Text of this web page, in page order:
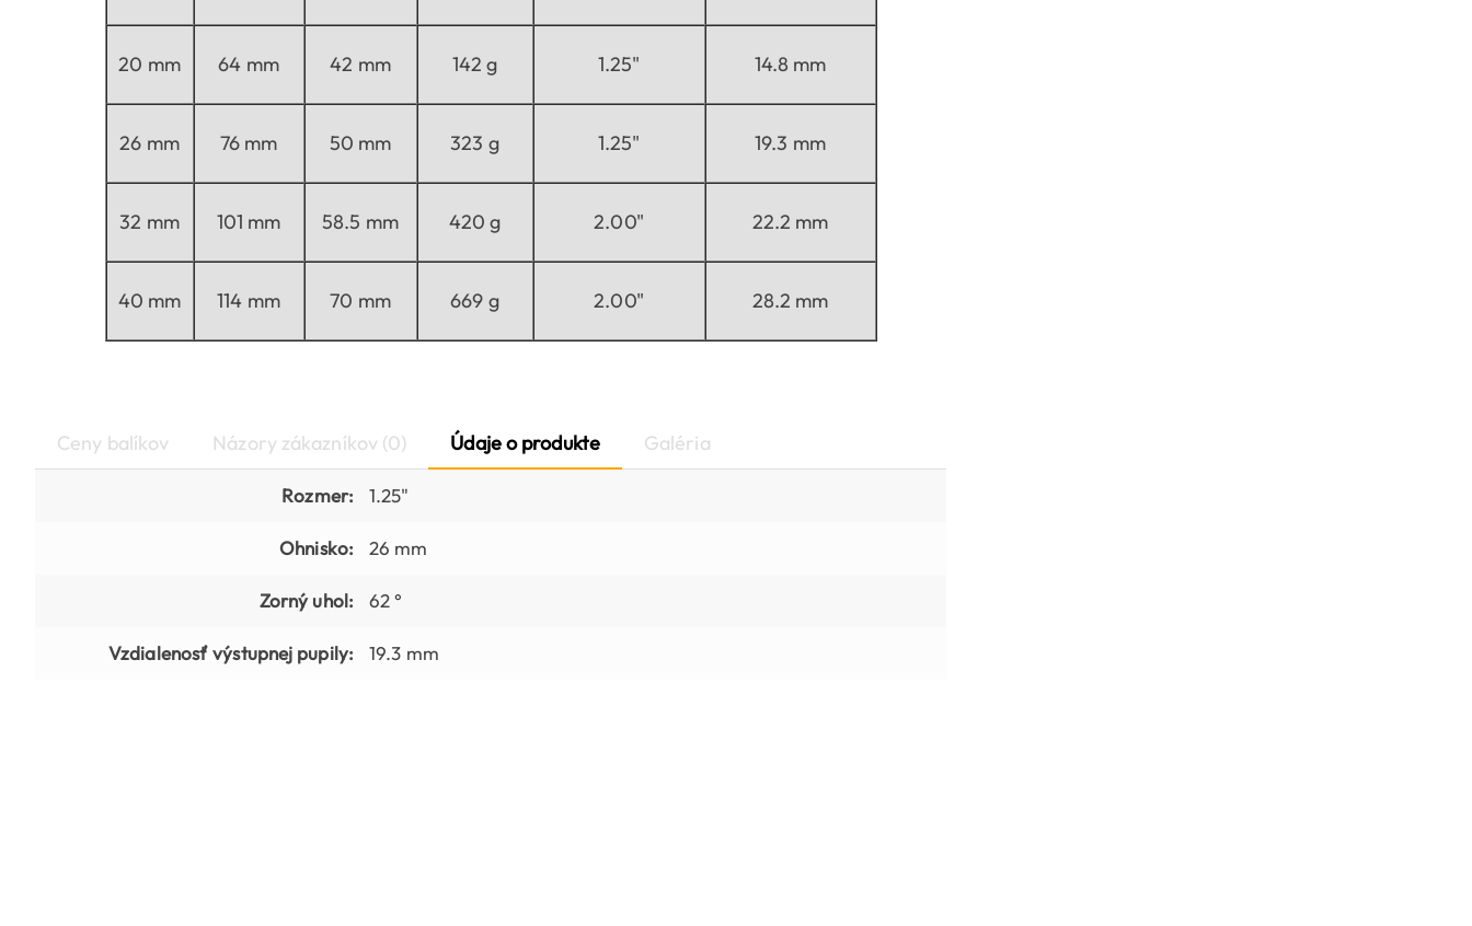
20 mm 64 mm 42 mm 142 g 1.25" 14.8 mm
26 mm 76 mm 50 mm 323 g 1.25" 19.3 mm
32 mm 101 mm 58.5 mm 420 g 2.00" 22.2 mm
40 mm 114 mm 70 mm 669 g 2.00" 28.2 mm
Ceny balíkov Názory zákazníkov (0) Údaje o produkte Galéria
Rozmer: 1.25"
Ohnisko: 26 mm
Zorný uhol: 62 °
Vzdialenosť výstupnej pupily: 19.3 mm